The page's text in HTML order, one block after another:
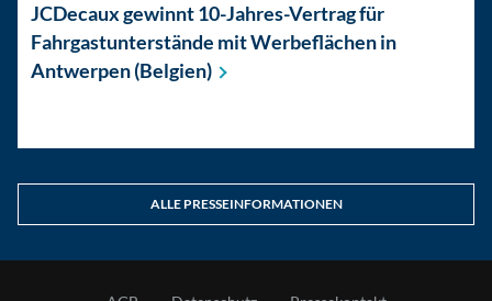
JCDecaux gewinnt 10-Jahres-Vertrag für
Fahrgastunterstände mit Werbeflächen in
Antwerpen(Belgien)
ALLE PRESSEINFORMATIONEN